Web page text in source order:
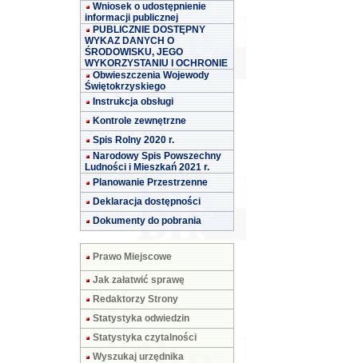
Wniosek o udostępnienie
informacji publicznej
PUBLICZNIE DOSTĘPNY
WYKAZ DANYCH O
ŚRODOWISKU, JEGO
WYKORZYSTANIU I OCHRONIE
Obwieszczenia Wojewody
Świętokrzyskiego
Instrukcja obsługi
Kontrole zewnętrzne
Spis Rolny 2020 r.
Narodowy Spis Powszechny
Ludności i Mieszkań 2021 r.
Planowanie Przestrzenne
Deklaracja dostępności
Dokumenty do pobrania
Prawo Miejscowe
Jak załatwić sprawę
Redaktorzy Strony
Statystyka odwiedzin
Statystyka czytalności
Wyszukaj urzędnika